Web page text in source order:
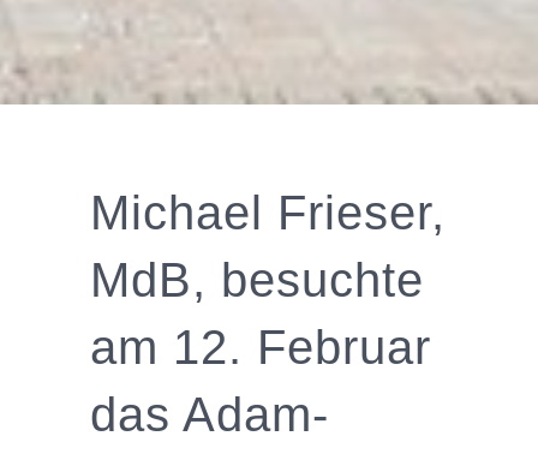
Michael Frieser,
MdB, besuchte
am 12. Februar
das Adam-